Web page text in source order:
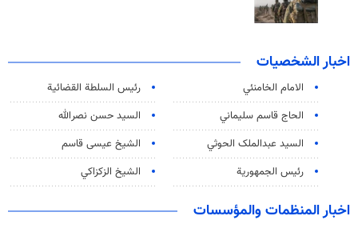
اخبار الشخصيات
الامام الخامنئي
رئیس السلطة القضائیة
الحاج قاسم سليماني
السيد حسن نصرالله
السید عبدالملک الحوثي
الشيخ عيسى قاسم
رئيس الجمهورية
الشيخ الزكزاكي
اخبار المنظمات والمؤسسات